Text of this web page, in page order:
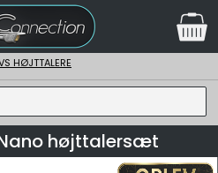
HØJTTALERE
Nano højttalersæt